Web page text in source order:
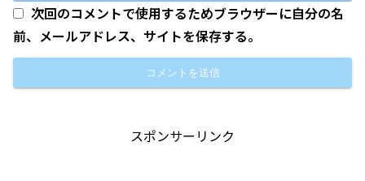
次回のコメントで使用するためブラウザーに自分の名
前、メールアドレス、サイトを保存する。
スポンサーリンク